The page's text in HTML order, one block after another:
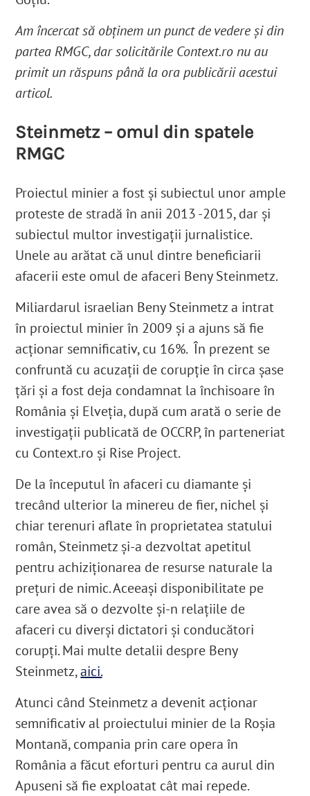
Am încercat să obținem un punct de vedere și din
partea RMGC, dar solicitările Context.ro nu au
primit un răspuns până la ora publicării acestui
articol.
Steinmetz – omul din spatele
RMGC
Proiectul minier a fost și subiectul unor ample
proteste de stradă în anii 2013 -2015, dar și
subiectul multor investigații jurnalistice.
Unele au arătat că unul dintre beneficiarii
afacerii este omul de afaceri Beny Steinmetz.
Miliardarul israelian Beny Steinmetz a intrat
în proiectul minier în 2009 și a ajuns să fie
acționar semnificativ, cu 16%. În prezent se
confruntă cu acuzații de corupție în circa șase
țări și a fost deja condamnat la închisoare în
România și Elveția, după cum arată o serie de
investigații publicată de OCCRP, în parteneriat
cu Context.ro și Rise Project.
De la începutul în afaceri cu diamante și
trecând ulterior la minereu de fier, nichel și
chiar terenuri aflate în proprietatea statului
român, Steinmetz și-a dezvoltat apetitul
pentru achiziționarea de resurse naturale la
prețuri de nimic. Aceeași disponibilitate pe
care avea să o dezvolte și-n relațiile de
afaceri cu diverși dictatori și conducători
corupți. Mai multe detalii despre Beny
Steinmetz,aici.
Atunci când Steinmetz a devenit acționar
semnificativ al proiectului minier de la Roșia
Montană, compania prin care opera în
România a făcut eforturi pentru ca aurul din
Apuseni să fie exploatat cât mai repede.